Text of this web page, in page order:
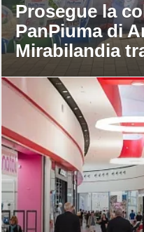
Prosegue la
PanPiuma di
Mirabilandia
divertimento